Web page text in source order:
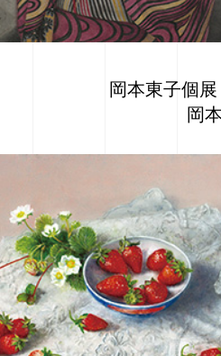
岡本東子個
岡